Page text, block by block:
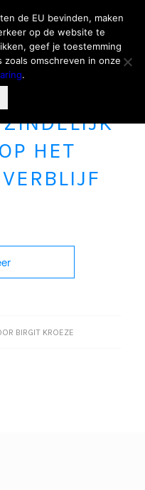
ZINDELIJK
HET
BIRGIT KROEZE
de EU bevinden, maken
op de website te
geef je toestemming
omschreven in onze
.